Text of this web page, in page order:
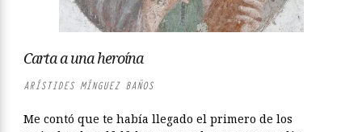
Carta a una heroína
ARÍSTIDES MÍNGUEZ BAÑOS
Me contó que te había llegado el primero de los